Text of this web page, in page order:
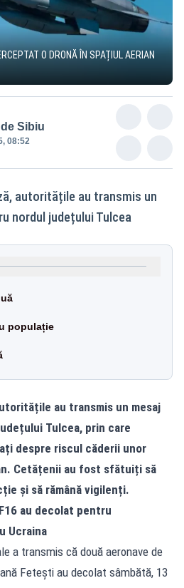
O DRONĂ ÎN SPAȚIUL AERIAN
Sibiu
08:52
autoritățile au transmis un
nordul județului Tulcea
populație
au transmis un mesaj
Tulcea, prin care
despre riscul căderii unor
Cetățenii au fost sfătuiți să
și să rămână vigilenți.
au decolat pentru
Ucraina
a transmis că două aeronave de
Fetești au decolat sâmbătă, 13